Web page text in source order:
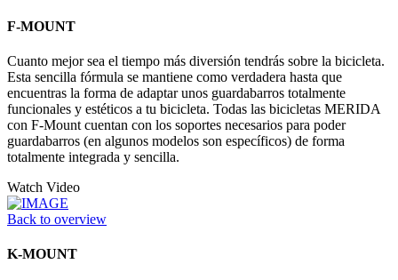
F-MOUNT
Cuanto mejor sea el tiempo más diversión tendrás sobre la bicicleta.
Esta sencilla fórmula se mantiene como verdadera hasta que
encuentras la forma de adaptar unos guardabarros totalmente
funcionales y estéticos a tu bicicleta. Todas las bicicletas MERIDA
con F-Mount cuentan con los soportes necesarios para poder
guardabarros (en algunos modelos son específicos) de forma
totalmente integrada y sencilla.
Watch Video
Back to overview
K-MOUNT